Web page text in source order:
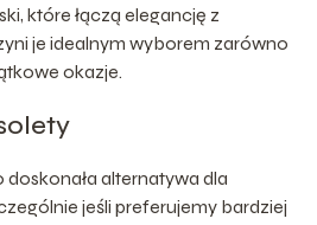
które łączą elegancję z
je idealnym wyborem zarówno
okazje.
alternatywa dla
jeśli preferujemy bardziej